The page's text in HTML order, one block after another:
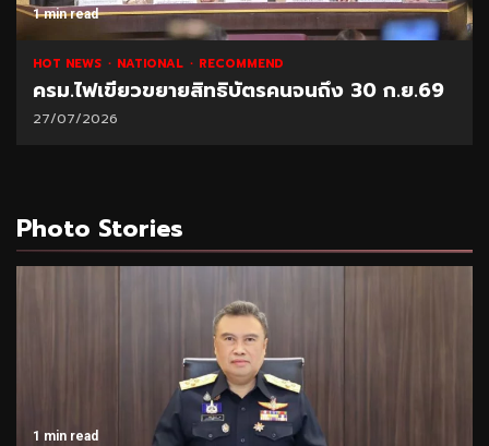
1 min read
NATIONAL HOT NEWS RECOMMEND
“พาณิชย์” โชว์ยอดส่งออกทุเรียน 1 ล้านตัน
21/07/2026
Photo Stories
1 min read